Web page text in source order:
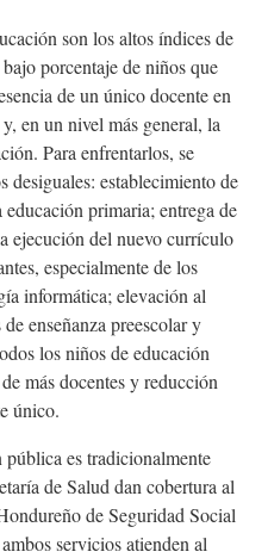
son los altos índices de
porcentaje de niños que
de un único docente en
en un nivel más general, la
Para enfrentarlos, se
desiguales: establecimiento de
primaria; entrega de
ejecución del nuevo currículo
especialmente de los
informática; elevación al
enseñanza preescolar y
los niños de educación
más docentes y reducción
único.
es tradicionalmente
de Salud dan cobertura al
de Seguridad Social
servicios atienden al